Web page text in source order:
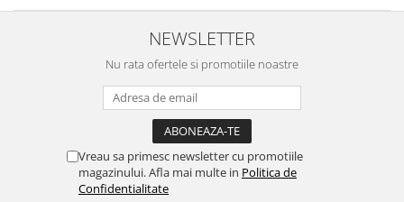
NEWSLETTER
Nu rata ofertele si promotiile noastre
Vreau sa primesc newsletter cu promotiile
magazinului. Afla mai multe in Politica de
Confidentialitate